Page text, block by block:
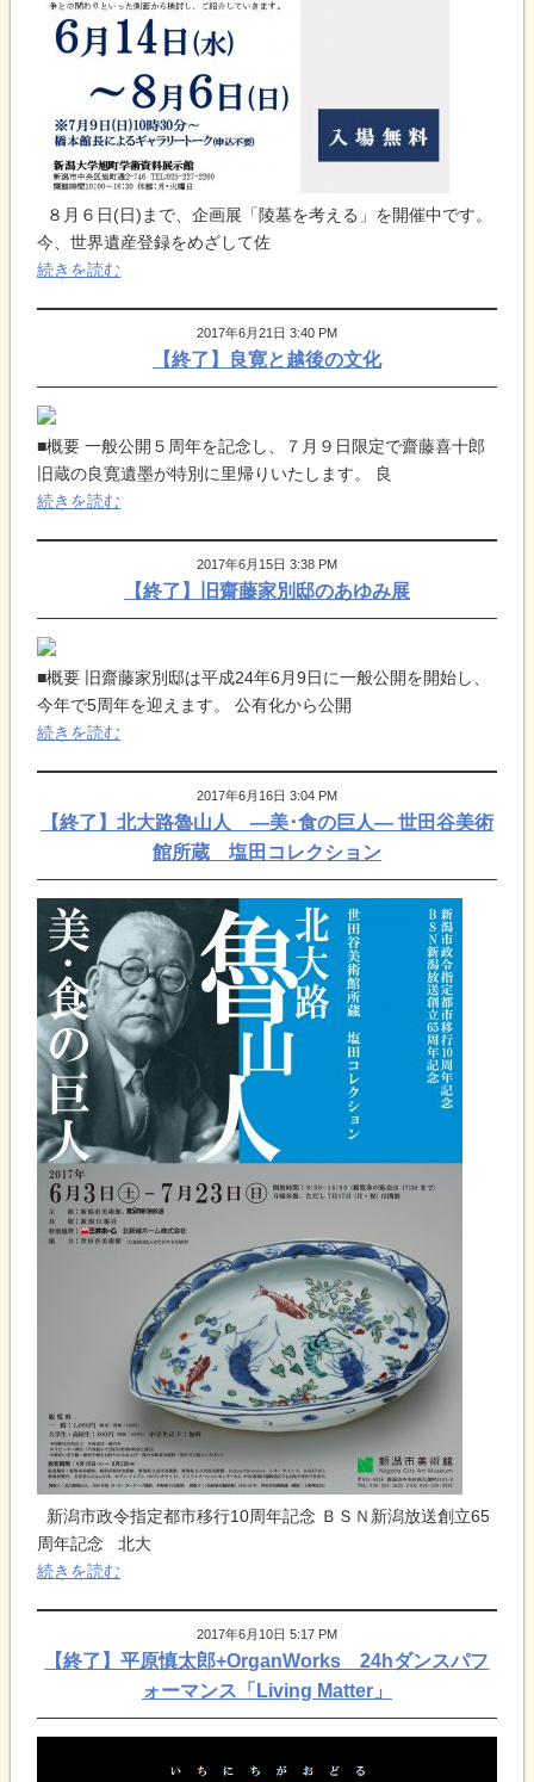
８月６日(日)まで、企画展「陵墓を考える」を開催中です。
今、世界遺産登録をめざして佐
続きを読む
2017年6月21日 3:40 PM
【終了】良寛と越後の文化
■概要 一般公開５周年を記念し、７月９日限定で齋藤喜十郎
旧蔵の良寛遺墨が特別に里帰りいたします。 良
続きを読む
2017年6月15日 3:38 PM
【終了】旧齋藤家別邸のあゆみ展
■概要 旧齋藤家別邸は平成24年6月9日に一般公開を開始し、
今年で5周年を迎えます。 公有化から公開
続きを読む
2017年6月16日 3:04 PM
【終了】北大路魯山人 ―美･食の巨人― 世田谷美術
館所蔵 塩田コレクション
新潟市政令指定都市移行10周年記念 ＢＳＮ新潟放送創立65
周年記念 北大
続きを読む
2017年6月10日 5:17 PM
【終了】平原慎太郎+OrganWorks 24hダンスパフ
ォーマンス「Living Matter」